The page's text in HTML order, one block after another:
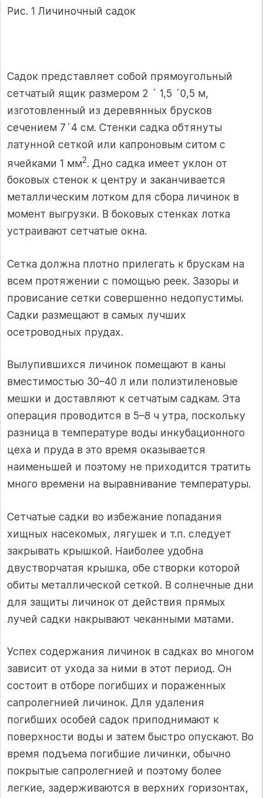
Рис. 1 Личиночный садок
Садок представляет собой прямоугольный
сетчатый ящик размером 2 ´ 1,5 ´0,5 м,
изготовленный из деревянных брусков
сечением 7´4 см. Стенки садка обтянуты
латунной сеткой или капроновым ситом с
ячейками 1 мм2. Дно садка имеет уклон от
боковых стенок к центру и заканчивается
металлическим лотком для сбора личинок в
момент выгрузки. В боковых стенках лотка
устраивают сетчатые окна.
Сетка должна плотно прилегать к брускам на
всем протяжении с помощью реек. Зазоры и
провисание сетки совершенно недопустимы.
Садки размещают в самых лучших
осетроводных прудах.
Вылупившихся личинок помещают в каны
вместимостью 30–40 л или полиэтиленовые
мешки и доставляют к сетчатым садкам. Эта
операция проводится в 5–8 ч утра, поскольку
разница в температуре воды инкубационного
цеха и пруда в это время оказывается
наименьшей и поэтому не приходится тратить
много времени на выравнивание температуры.
Сетчатые садки во избежание попадания
хищных насекомых, лягушек и т.п. следует
закрывать крышкой. Наиболее удобна
двустворчатая крышка, обе створки которой
обиты металлической сеткой. В солнечные дни
для защиты личинок от действия прямых
лучей садки накрывают чеканными матами.
Успех содержания личинок в садках во многом
зависит от ухода за ними в этот период. Он
состоит в отборе погибших и пораженных
сапролегнией личинок. Для удаления
погибших особей садок приподнимают к
поверхности воды и затем быстро опускают. Во
время подъема погибшие личинки, обычно
покрытые сапролегнией и поэтому более
легкие, задерживаются в верхних горизонтах,